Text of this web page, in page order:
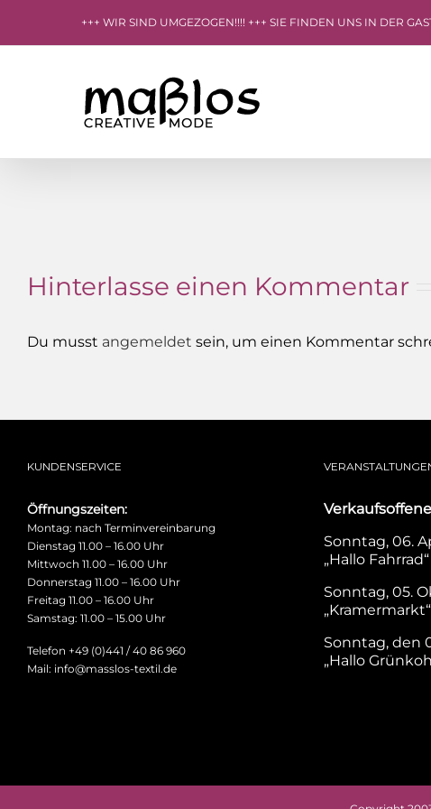
springen
+++ WIR SIND UMGEZOGEN!!!! +++ SIE FINDEN UNS IN DER
Hinterlasse einen Kommentar
Du musst angemeldet sein, um einen Kommentar
KUNDENSERVICE
Öffnungszeiten:
Montag: nach Terminvereinbarung
Dienstag 11.00 – 16.00 Uhr
Mittwoch 11.00 – 16.00 Uhr
Donnerstag 11.00 – 16.00 Uhr
Freitag 11.00 – 16.00 Uhr
Samstag: 11.00 – 15.00 Uhr
Telefon +49 (0)441 / 40 86 960
Mail: info@masslos-textil.de
Sonntag, 06.
„Hallo Fahrrad“
Sonntag, 05.
„Kramermarkt“
Sonntag, den
„Hallo